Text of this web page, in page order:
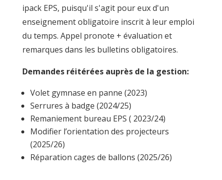
ipack EPS, puisqu'il s'agit pour eux d'un
enseignement obligatoire inscrit à leur emploi
du temps. Appel pronote + évaluation et
remarques dans les bulletins obligatoires.
Demandes réitérées auprès de la gestion:
Volet gymnase en panne (2023)
Serrures à badge (2024/25)
Remaniement bureau EPS ( 2023/24)
Modifier l’orientation des projecteurs
(2025/26)
Réparation cages de ballons (2025/26)